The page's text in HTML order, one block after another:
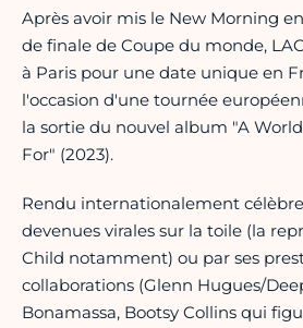
Après avoir mis le New Morning
de finale de Coupe du monde,
à Paris pour une date unique en
l'occasion d'une tournée
la sortie du nouvel album "A
For" (2023).
Rendu internationalement
devenues virales sur la toile (la
Child notamment) ou par ses
collaborations (Glenn Hugues/
Bonamassa, Bootsy Collins qui